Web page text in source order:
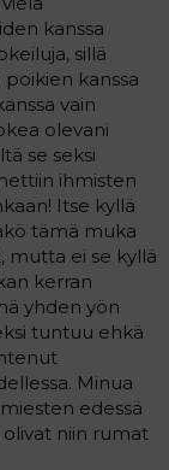
kanssa
sillä
kanssa
vain
olevani
se seksi
ihmisten
Itse kyllä
tämä muka
mutta ei se kyllä
kerran
yhden yön
tuntuu ehkä
Minua
edessä
niin rumat